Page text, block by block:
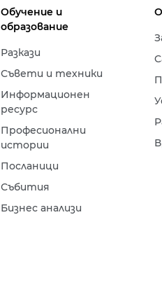
Обучение и
образование
Разкази
Съвети и техники
Информационен
ресурс
Професионални
истории
Посланици
Събития
Бизнес анализи